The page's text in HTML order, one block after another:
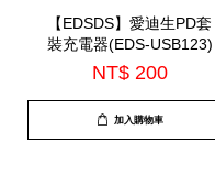
【EDSDS】愛迪生PD套
裝充電器(EDS-USB123)
NT$ 200
加入購物車